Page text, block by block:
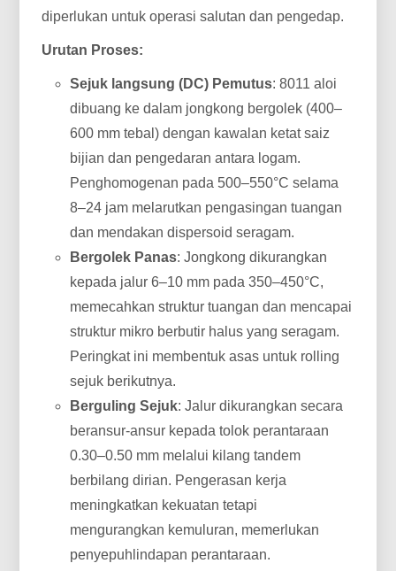
diperlukan untuk operasi salutan dan pengedap.
Urutan Proses:
Sejuk langsung (DC) Pemutus: 8011 aloi
dibuang ke dalam jongkong bergolek (400–
600 mm tebal) dengan kawalan ketat saiz
bijian dan pengedaran antara logam.
Penghomogenan pada 500–550°C selama
8–24 jam melarutkan pengasingan tuangan
dan mendakan dispersoid seragam.
Bergolek Panas: Jongkong dikurangkan
kepada jalur 6–10 mm pada 350–450°C,
memecahkan struktur tuangan dan mencapai
struktur mikro berbutir halus yang seragam.
Peringkat ini membentuk asas untuk rolling
sejuk berikutnya.
Berguling Sejuk: Jalur dikurangkan secara
beransur-ansur kepada tolok perantaraan
0.30–0.50 mm melalui kilang tandem
berbilang dirian. Pengerasan kerja
meningkatkan kekuatan tetapi
mengurangkan kemuluran, memerlukan
penyepuhlindapan perantaraan.